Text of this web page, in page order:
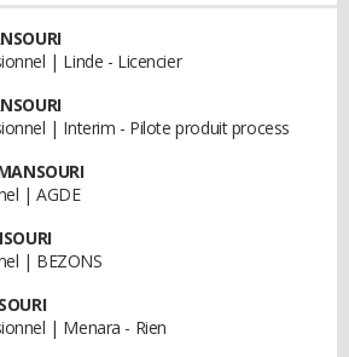
| Linde - Licencier
| Interim - Pilote produit process
| AGDE
| BEZONS
| Menara - Rien